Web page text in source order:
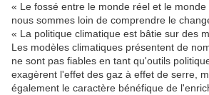
« Le fossé entre le monde réel et le
nous sommes loin de comprendre le
« La politique climatique est bâtie sur des
Les modèles climatiques présentent de
ne sont pas fiables en tant qu'outils
exagèrent l'effet des gaz à effet de serre,
également le caractère bénéfique de